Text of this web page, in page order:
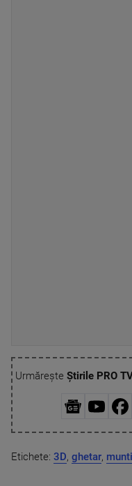
Urmărește Știrile PRO
Etichete: 3D, ghetar,